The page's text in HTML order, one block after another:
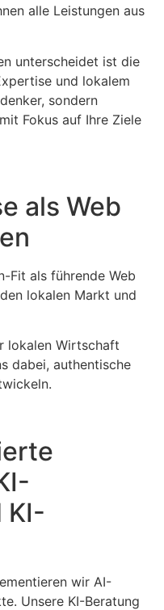
alle Leistungen aus
unterscheidet ist die
und lokalem
sondern
Fokus auf Ihre Ziele
als Web
Fit als führende Web
lokalen Markt und
lokalen Wirtschaft
dabei, authentische
KI-
wir AI-
Unsere KI-Beratung